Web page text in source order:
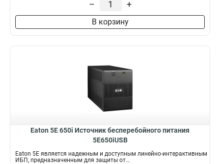
– +
В корзину
Eaton 5E 650i Источник бесперебойного питания
5E650iUSB
Eaton 5E является надежным и доступным линейно-интерактивным
ИБП, предназначенным для защиты от...